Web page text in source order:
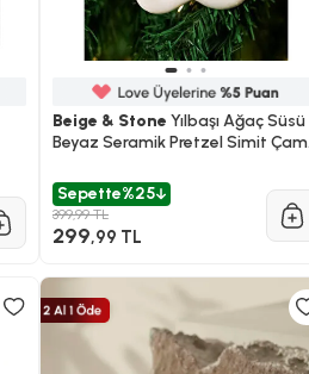
Beige & Stone Yılbaşı Ağaç Süsü
Beyaz Seramik Pretzel Simit Çam
Sepette%25
399,99 TL
299,99 TL